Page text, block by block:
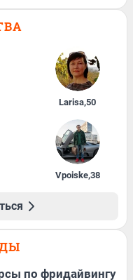
Larisa,50
Vpoiske,38
по фридайвингу